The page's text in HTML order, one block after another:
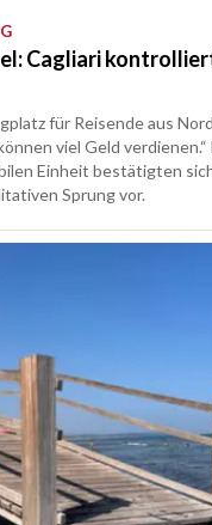
Cagliari
für Reisende aus
viel Geld verdienen.“
Einheit bestätigten
Sprung vor.